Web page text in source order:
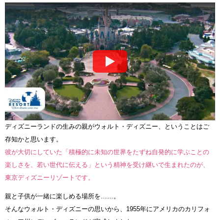
ディズニーランドの生みの親がウォルト・ディズニー、ということはご
存知かと思います。
彼が大切にしていた「積極的に未知の世界をたずね自発的に学ぶことの
楽しさを、若い世代に伝える」という精神を受け継いで生まれたのが、
東京ディズニーリゾートです。
親と子供が一緒に楽しめる場所を……。
そんなウォルト・ディズニーの思いから、1955年にアメリカのカリフォ